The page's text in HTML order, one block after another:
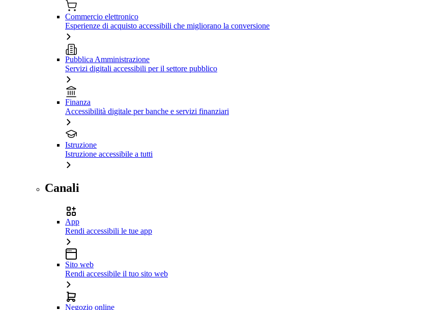
Commercio elettronico
Esperienze di acquisto accessibili che migliorano la conversione
Pubblica Amministrazione
Servizi digitali accessibili per il settore pubblico
Finanza
Accessibilità digitale per banche e servizi finanziari
Istruzione
Istruzione accessibile a tutti
Canali
App
Rendi accessibili le tue app
Sito web
Rendi accessibile il tuo sito web
Negozio online